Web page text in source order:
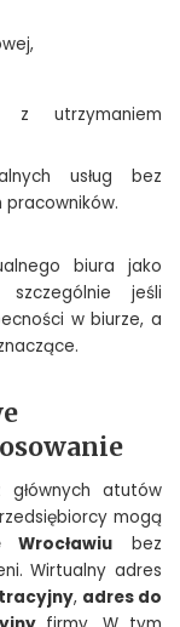
z utrzymaniem
usług bez
biura jako
jeśli
w biurze, a
atutów
mogą
bez
Wirtualny adres
, adres do